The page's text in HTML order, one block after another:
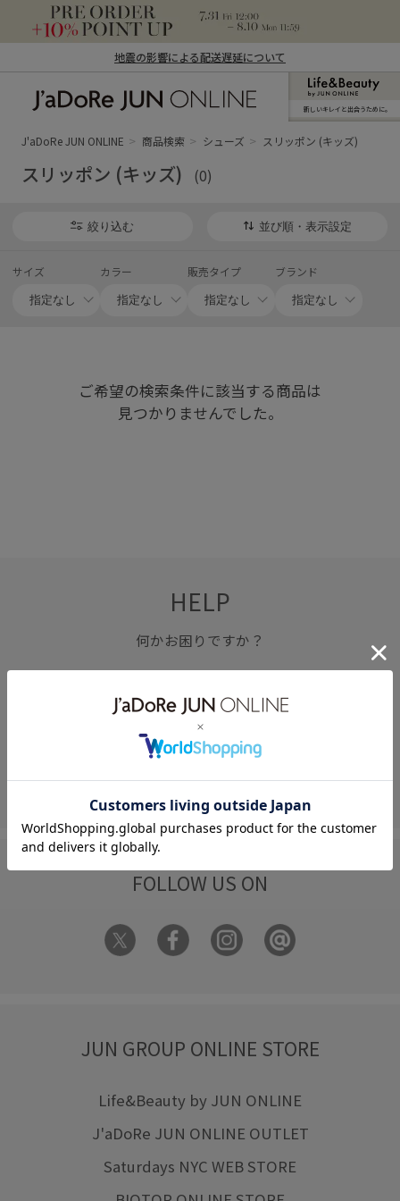
地震の影響による配送遅延について
ン オンライン）
新しいキレイと出合うために。
J'aDoRe JUN ONLINE 商品検索 シューズ スリッポン (キッズ)
スリッポン (キッズ) (0)
絞り込む 並び順・表示設定
サイズ カラー 販売タイプ ブランド
ご希望の検索条件に該当する商品は
見つかりませんでした。
HELP
何かお困りですか？
FAQ
お問い合わせ
フォーム
FOLLOW US ON
JUN GROUP ONLINE STORE
Life&Beauty by JUN ONLINE
J'aDoRe JUN ONLINE OUTLET
Saturdays NYC WEB STORE